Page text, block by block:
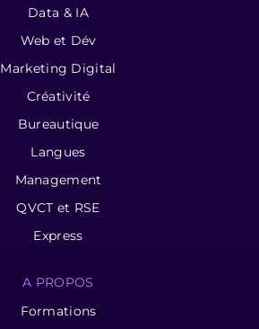
Data & IA
Web et Dév
Marketing Digital
Créativité
Bureautique
Langues
Management
QVCT et RSE
Express
A PROPOS
Formations